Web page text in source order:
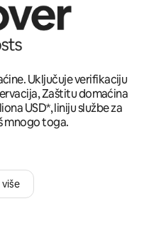
Uključuje verifikaciju
Zaštitu domaćina
USD*, liniju službe za
mnogo toga.